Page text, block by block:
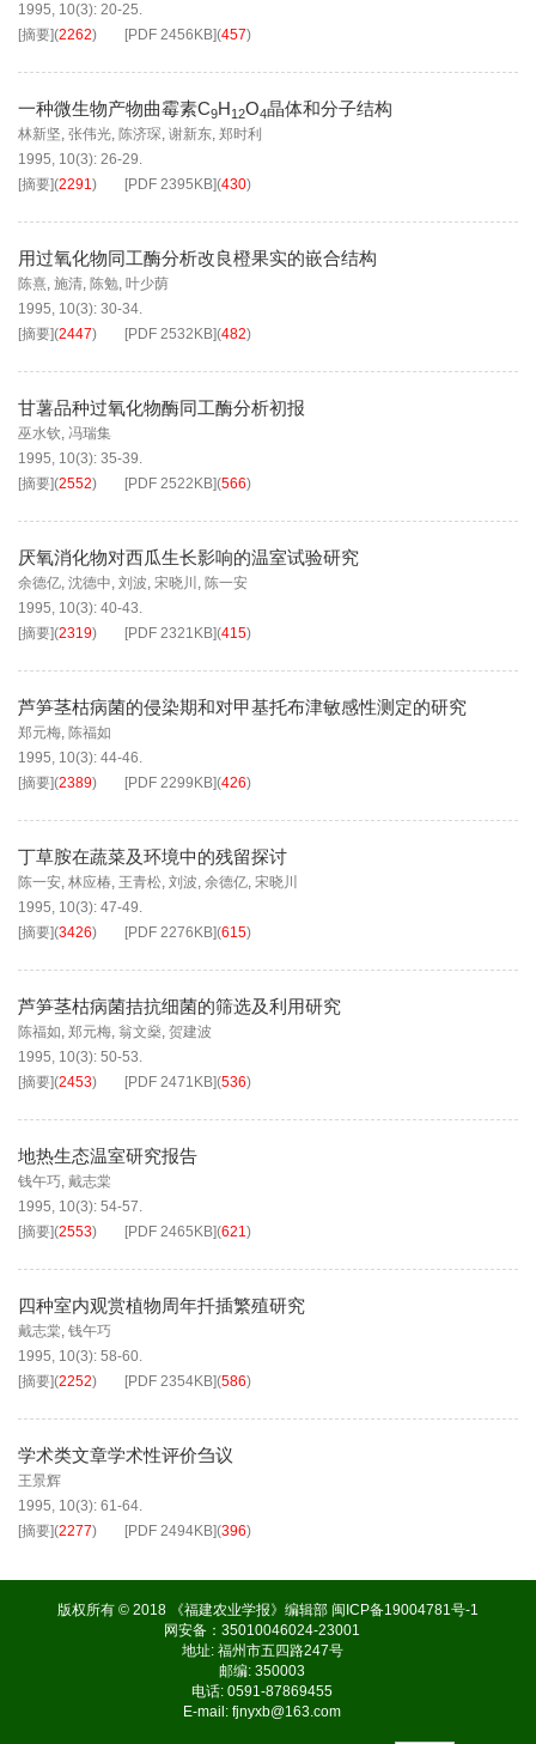
1995, 10(3): 20-25.
[摘要](2262) [PDF 2456KB](457)
一种微生物产物曲霉素C9H12O4晶体和分子结构
林新坚, 张伟光, 陈济琛, 谢新东, 郑时利
1995, 10(3): 26-29.
[摘要](2291) [PDF 2395KB](430)
用过氧化物同工酶分析改良橙果实的嵌合结构
陈熹, 施清, 陈勉, 叶少荫
1995, 10(3): 30-34.
[摘要](2447) [PDF 2532KB](482)
甘薯品种过氧化物酶同工酶分析初报
巫水钦, 冯瑞集
1995, 10(3): 35-39.
[摘要](2552) [PDF 2522KB](566)
厌氧消化物对西瓜生长影响的温室试验研究
余德亿, 沈德中, 刘波, 宋晓川 , 陈一安
1995, 10(3): 40-43.
[摘要](2319) [PDF 2321KB](415)
芦笋茎枯病菌的侵染期和对甲基托布津敏感性测定的研究
郑元梅, 陈福如
1995, 10(3): 44-46.
[摘要](2389) [PDF 2299KB](426)
丁草胺在蔬菜及环境中的残留探讨
陈一安, 林应椿, 王青松, 刘波, 余德亿, 宋晓川
1995, 10(3): 47-49.
[摘要](3426) [PDF 2276KB](615)
芦笋茎枯病菌拮抗细菌的筛选及利用研究
陈福如, 郑元梅, 翁文燊, 贺建波
1995, 10(3): 50-53.
[摘要](2453) [PDF 2471KB](536)
地热生态温室研究报告
钱午巧, 戴志棠
1995, 10(3): 54-57.
[摘要](2553) [PDF 2465KB](621)
四种室内观赏植物周年扦插繁殖研究
戴志棠, 钱午巧
1995, 10(3): 58-60.
[摘要](2252) [PDF 2354KB](586)
学术类文章学术性评价刍议
王景辉
1995, 10(3): 61-64.
[摘要](2277) [PDF 2494KB](396)
版权所有 © 2018 《福建农业学报》编辑部 闽ICP备19004781号-1
网安备：35010046024-23001
地址: 福州市五四路247号
邮编: 350003
电话: 0591-87869455
E-mail: fjnyxb@163.com